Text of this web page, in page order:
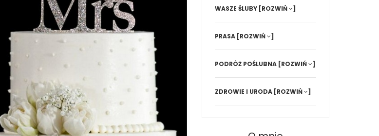
WASZE ŚLUBY [ROZWIŃ ]
PRASA [ROZWIŃ ]
PODRÓŻ POŚLUBNA [ROZWIŃ ]
ZDROWIE I URODA [ROZWIŃ ]